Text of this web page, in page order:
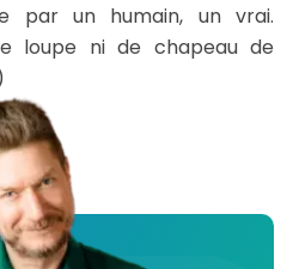
par un humain, un vrai.
loupe ni de chapeau de